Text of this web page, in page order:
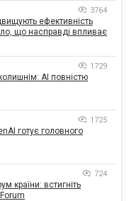
3764
ефективність
що насправді впливає
1729
AI повністю
1725
готує головного
724
країни: встигніть